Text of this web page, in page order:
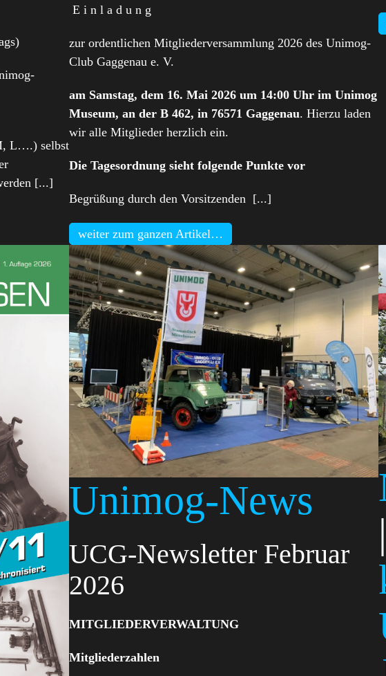
L….) selbst
[...]
E i n l a d u n g
zur ordentlichen Mitgliederversammlung 2026 des Unimog-
Club Gaggenau e. V.
am Samstag, dem 16. Mai 2026 um 14:00 Uhr im Unimog
Museum, an der B 462, in 76571 Gaggenau. Hierzu laden
wir alle Mitglieder herzlich ein.
Die Tagesordnung sieht folgende Punkte vor
Begrüßung durch den Vorsitzenden [...]
weiter zum ganzen Artikel…
Unimog-News
UCG-Newsletter Februar
2026
MITGLIEDERVERWALTUNG
Mitgliederzahlen
|